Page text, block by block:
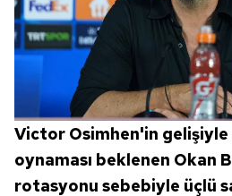
Victor Osimhen'in
oynaması beklenen Okan
rotasyonu sebebiyle üçlü